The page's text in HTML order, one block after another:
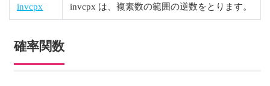
invcpx invcpx は、複素数の範囲の逆数をとります。
確率関数